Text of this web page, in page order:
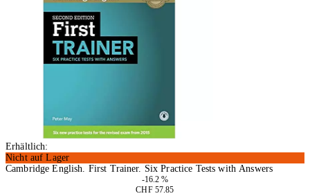
Erhältlich:
Nicht auf Lager
Cambridge English. First Trainer. Six Practice Tests with Answers
-16.2 %
CHF 57.85